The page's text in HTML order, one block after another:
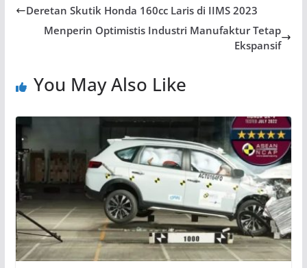
Deretan Skutik Honda 160cc Laris di IIMS 2023
Menperin Optimistis Industri Manufaktur Tetap
Ekspansif
You May Also Like